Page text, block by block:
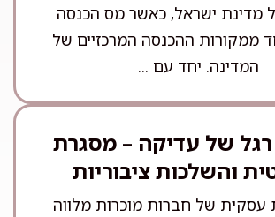
מדינת ישראל, כאשר מס הכנסה
ממקורות ההכנסה המרכזיים של
המדינה. יחד עם ...
של עדיקה – מסגרת
והשלכות ציבוריות
עסקית של חברות מוכרות מלווה